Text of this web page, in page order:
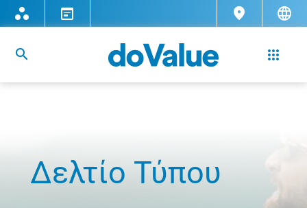
Δελτίο Τύπου